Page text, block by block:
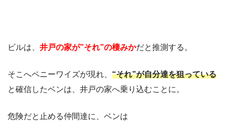
ビルは、 井戸の家が”それ”の棲みかだと推測する。
そこへペニーワイズが現れ、 “それ”が自分達を狙っている
と確信したベンは、井戸の家へ乗り込むことに。
危険だと止める仲間達に、ベンは